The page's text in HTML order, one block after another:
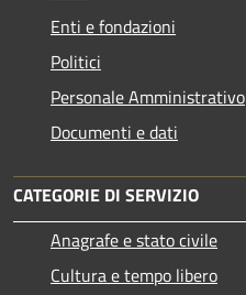
Enti e fondazioni
Politici
Personale Amministrativo
Documenti e dati
CATEGORIE DI SERVIZIO
Anagrafe e stato civile
Cultura e tempo libero